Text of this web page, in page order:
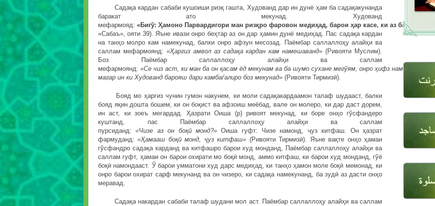
Садақа кардан сабаби кушоиши ризқ гашта, Худованд дар ин дунё ҳам ба садақакунанда
баракат ато мекунад. Худованд
мефармояд: «Бигў: Ҳамоно Парвардигори ман ризқро фаровон медиҳад, барои ҳар касе, ки аз бандагонаш
«Сабаъ», ояти 39). Яъне ивази онро беҳтар аз он дар ҳамин дунё медиҳад. Пас садақа кардан
на танҳо молро кам намекунад, балки онро афзун месозад. Паёмбар саллаллоҳу алайҳи ва
саллам мефармоянд: «Ҳаргиз амвол аз садақа кардан кам намешаванд» (Ривояти Муслим).
Боз Паёмбар саллаллоҳу алайҳи ва саллам
мефармоянд: «Се чиз аст, ки ман ба он қасам ёд мекунам ва ба шумо сухане мегўям, онро ҳифз намоед
магар ин ки Худованд барояш дари камбаѓалиро боз мекунад» (Ривояти Тирмизӣ).
Бояд мо ҳаргиз чунин гумон накунем, ки моли садақакардаамон талаф шудааст, балки
бояд яқин дошта бошем, ки он боқист ва афзоиш меёбад, вале он молеро, ки дар даст дорем,
ин аст, ки зоеъ мегардад. Ҳазрати Оиша (р) ривоят мекунад, ки боре онҳо гўсфандеро
куштанд, пас Паёмбар саллаллоҳу алайҳи ва саллам
пурсиданд:«Чизе аз он боқӣ монд?»Оиша гуфт: Чизе намонд, ҷуз китфаш. Он ҳазрат
фармуданд:«Ҳамааш боқӣ монд, ҷуз китфаш» (Ривояти Тирмизӣ). Яъне вақте онҳо ҳамаи
гўсфандро садақа карданд ва китфашро барои худ монданд, Паёмбар саллаллоҳу алайҳи ва
саллам гуфт, ҳамаи он барои охирати мо боқӣ монд, аммо китфаш, ки барои худ монданд, гўё
боқӣ намондааст. Ў барои умматони худ дарс медиҳад, ки танҳо ҳамон моле боқӣ мемонад, ки
онро барои охират сарф мекунанд ва он чизеро, ки садақа намекунанд, ба зудӣ аз дасти онҳо
меравад.
Садақа накардан сабаби талаф шудани мол аст. Паёмбар саллаллоҳу алайҳи ва саллам